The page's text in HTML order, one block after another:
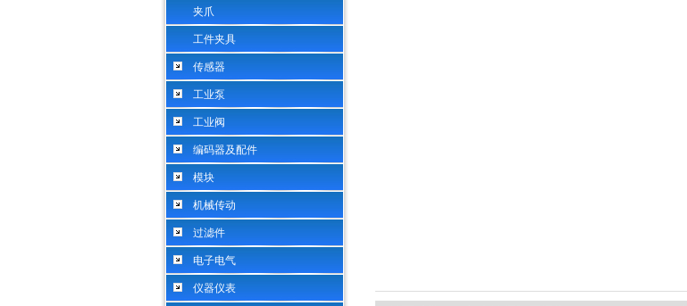
夹爪
工件夹具
传感器
工业泵
工业阀
编码器及配件
模块
机械传动
过滤件
电子电气
仪器仪表